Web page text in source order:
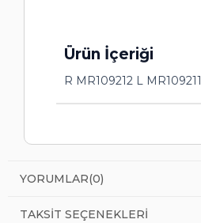
Ürün İçeriği
R MR109212 L MR109211
YORUMLAR(0)
TAKSIT SEÇENEKLERI